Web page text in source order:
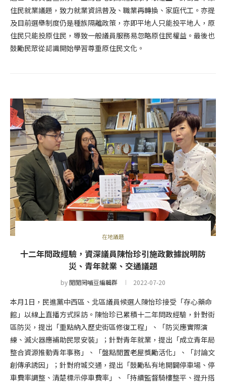
住民就業議題，致力就業資訊普及、職業再轉換、家庭代工。亦提
及目前選舉制度仍是種族隔離政策，亦即平地人只能投平地人，原
住民只能投原住民，導致一般議員服務易忽略原住民權益。最後也
鼓勵民眾從認識開始學習尊重原住民文化。
在地議題
十二年問政經驗，資深議員陳怡珍引施政數據說明防
災、青年就業、交通議題
by 閒閒罔哺豆編輯群 2022-07-20
本月1日，民進黨中西區、北區議員候選人陳怡珍接受「存心藥命
館」以線上直播方式採訪。陳怡珍已累積十二年問政經驗，針對街
區防災，提出「重點納入歷史街區修復工程」、「防災應實際演
練、滅火器應補助民眾安裝」；針對青年就業，提出「成立青年局
整合資源推動青年事務」、「盤點閒置老屋獎勵活化」、「討論文
創傳承誘因」；針對府城交通，提出「鼓勵私有地開闢停車場、停
車費率調整、清楚標示停車費率」、「持續監督騎樓整平、提升搭